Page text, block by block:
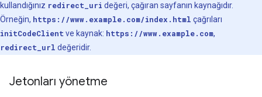
kullandığınız redirect_uri değeri, çağıran sayfanın kaynağıdır.
Örneğin, https://www.example.com/index.html çağrıları
initCodeClient ve kaynak: https://www.example.com,
redirect_url değeridir.
Jetonları yönetme